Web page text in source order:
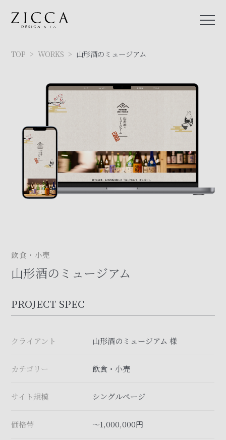
TOP > WORKS > 山形酒のミュージアム
飲食・小売
山形酒のミュージアム
PROJECT SPEC
クライアント 山形酒のミュージアム 様
カテゴリー 飲食・小売
サイト規模 シングルページ
価格帯 〜1,000,000円